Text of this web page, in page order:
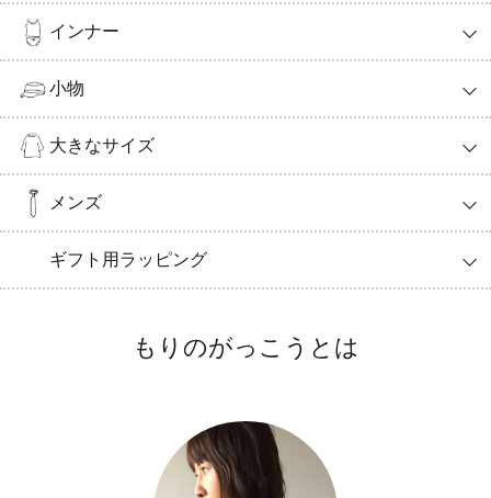
インナー
小物
大きなサイズ
メンズ
ギフト用ラッピング
もりのがっこうとは